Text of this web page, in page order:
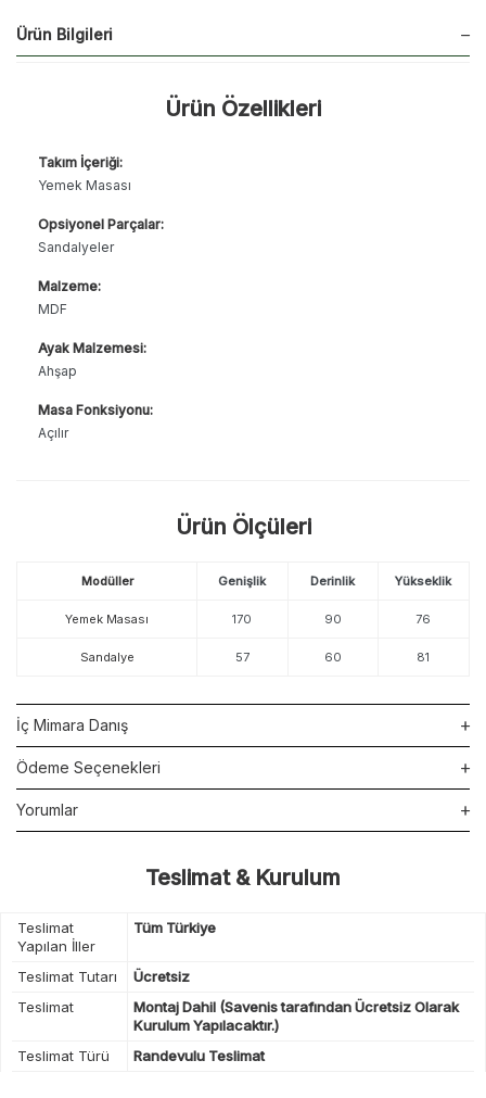
Ürün Bilgileri
Ürün Özellikleri
Takım İçeriği:
Yemek Masası
Opsiyonel Parçalar:
Sandalyeler
Malzeme:
MDF
Ayak Malzemesi:
Ahşap
Masa Fonksiyonu:
Açılır
Ürün Ölçüleri
Modüller Genişlik Derinlik Yükseklik
Yemek Masası 170 90 76
Sandalye 57 60 81
İç Mimara Danış
Ödeme Seçenekleri
Yorumlar
Teslimat & Kurulum
Teslimat
Yapılan İller
Tüm Türkiye
Teslimat Tutarı
Ücretsiz
Teslimat
Montaj Dahil (Savenis tarafından Ücretsiz Olarak
Kurulum Yapılacaktır.)
Teslimat Türü
Randevulu Teslimat